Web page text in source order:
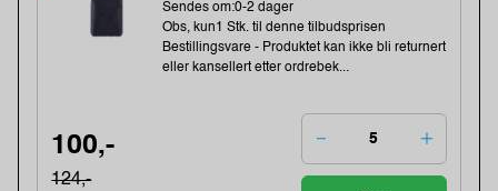
Sendes om:0-2 dager
Obs, kun1 Stk. til denne tilbudsprisen
Bestillingsvare - Produktet kan ikke bli returnert
eller kansellert etter ordrebek...
100,-
124,-